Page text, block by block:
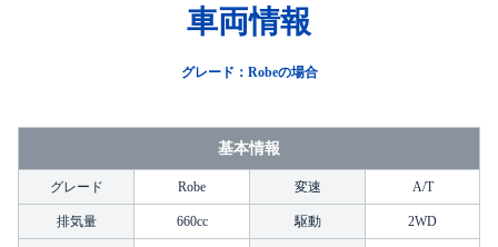
車両情報
グレード：Robeの場合
基本情報
グレード Robe 変速 A/T
排気量 660cc 駆動 2WD